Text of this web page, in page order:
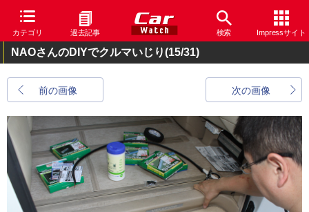
カテゴリ 過去記事 検索 Impressサイト
NAOさんのDIYでクルマいじり(15/31)
前の画像 次の画像